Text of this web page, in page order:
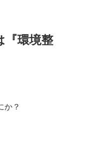
『環境整
か？